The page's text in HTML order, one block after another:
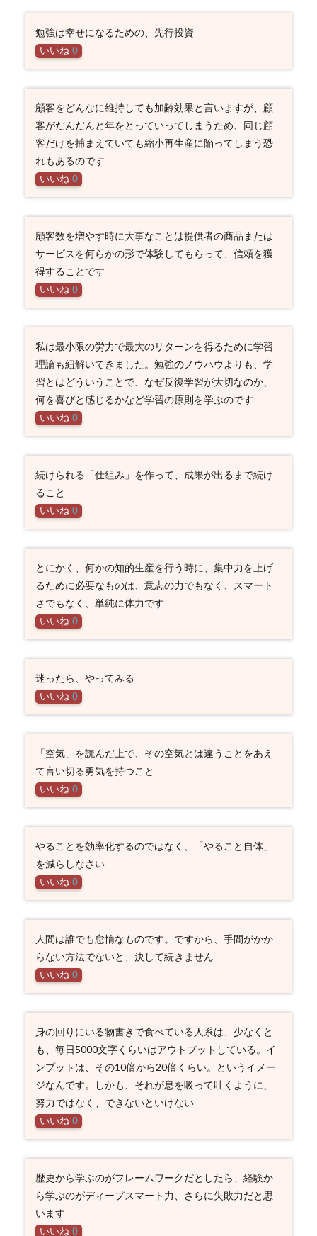
勉強は幸せになるための、先行投資
いいね 0
顧客をどんなに維持しても加齢効果と言いますが、顧
客がだんだんと年をとっていってしまうため、同じ顧
客だけを捕まえていても縮小再生産に陥ってしまう恐
れもあるのです
いいね 0
顧客数を増やす時に大事なことは提供者の商品または
サービスを何らかの形で体験してもらって、信頼を獲
得することです
いいね 0
私は最小限の労力で最大のリターンを得るために学習
理論も紐解いてきました。勉強のノウハウよりも、学
習とはどういうことで、なぜ反復学習が大切なのか、
何を喜びと感じるかなど学習の原則を学ぶのです
いいね 0
続けられる「仕組み」を作って、成果が出るまで続け
ること
いいね 0
とにかく、何かの知的生産を行う時に、集中力を上げ
るために必要なものは、意志の力でもなく、スマート
さでもなく、単純に体力です
いいね 0
迷ったら、やってみる
いいね 0
「空気」を読んだ上で、その空気とは違うことをあえ
て言い切る勇気を持つこと
いいね 0
やることを効率化するのではなく、「やること自体」
を減らしなさい
いいね 0
人間は誰でも怠惰なものです。ですから、手間がかか
らない方法でないと、決して続きません
いいね 0
身の回りにいる物書きで食べている人系は、少なくと
も、毎日5000文字くらいはアウトプットしている。イ
ンプットは、その10倍から20倍くらい。というイメー
ジなんです。しかも、それが息を吸って吐くように、
努力ではなく、できないといけない
いいね 0
歴史から学ぶのがフレームワークだとしたら、経験か
ら学ぶのがディープスマート力、さらに失敗力だと思
います
いいね 0